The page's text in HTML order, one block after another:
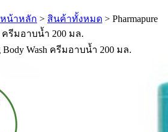
หน้าหลัก > สินค้าทั้งหมด > Pharmapure
ครีมอาบน้ำ 200 มล.
Body Wash ครีมอาบน้ำ 200 มล.